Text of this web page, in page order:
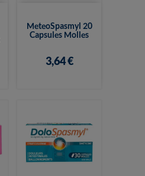
MeteoSpasmyl 20
Capsules Molles
3,64 €